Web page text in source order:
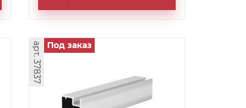
арт. 37837 Под заказ